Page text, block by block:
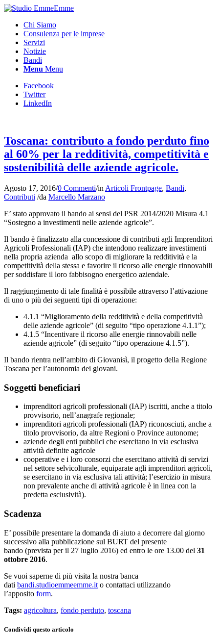
Chi Siamo
Consulenza per le imprese
Servizi
Notizie
Bandi
Menu Menu
Facebook
Twitter
LinkedIn
Toscana: contributo a fondo perduto fino
al 60% per la redditività, competitività e
sostenibilità delle aziende agricole.
Agosto 17, 2016/0 Commenti/in Articoli Frontpage, Bandi,
Contributi /da Marcello Marzano
E’ stato approvato il bando ai sensi del PSR 2014/2020 Misura 4.1
“Sostegno a investimenti nelle aziende agricole”.
Il bando è finalizzato alla concessione di contributi agli Imprenditori
Agricoli Professionali (IAP) che intendono realizzare investimenti
nella propria azienda allo scopo di migliorare la redditività e la
competitività della stessa e favorire il ricorso alle energie rinnovabili
per soddisfare il loro fabbisogno energetico aziendale.
Il raggiungimento di tale finalità è possibile attraverso l’attivazione
di uno o più dei seguenti tipi di operazione:
4.1.1 “Miglioramento della redditività e della competitività
delle aziende agricole” (di seguito “tipo operazione 4.1.1”);
4.1.5 “Incentivare il ricorso alle energie rinnovabili nelle
aziende agricole” (di seguito “tipo operazione 4.1.5”).
Il bando rientra nell’ambito di Giovanisì, il progetto della Regione
Toscana per l’autonomia dei giovani.
Soggetti beneficiari
imprenditori agricoli professionali (IAP) iscritti, anche a titolo
provvisorio, nell’anagrafe regionale;
imprenditori agricoli professionali (IAP) riconosciuti, anche a
titolo provvisorio, da altre Regioni o Province autonome;
aziende degli enti pubblici che esercitano in via esclusiva
attività definite agricole
cooperative e i loro consorzi che esercitano attività di servizi
nel settore selvicolturale, equiparate agli imprenditori agricoli,
se esercitano in via esclusiva tali attività; l’esercizio in misura
non prevalente anche di attività agricole è in linea con la
predetta esclusività).
Scadenza
E’ possibile presentare la domanda di aiuto a decorrere dal giorno
successivo alla pubblicazione sul BURT del presente
bando (prevista per il 27 luglio 2016) ed entro le ore 13.00 del 31
ottobre 2016.
Se vuoi saperne di più visita la nostra banca
dati bandi.studioemmeemme.it o contattaci utilizzando
l’apposito form.
Tags: agricoltura, fondo perduto, toscana
Condividi questo articolo